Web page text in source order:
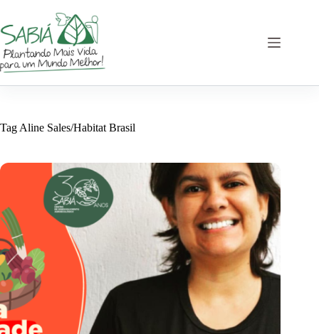
content
Tag Aline Sales/Habitat Brasil